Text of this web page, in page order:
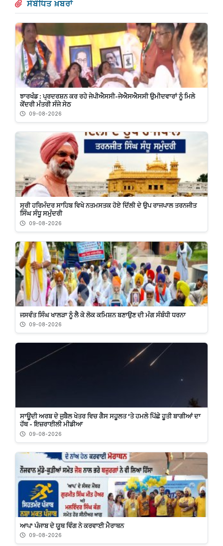
ਸੰਬੰਧਿਤ ਖ਼ਬਰਾਂ
ਝਾਰਖੰਡ : ਪ੍ਰਦਰਸ਼ਨ ਕਰ ਰਹੇ ਜੇਪੀਐਸਸੀ-ਜੇਐਸਐਸਸੀ ਉਮੀਦਵਾਰਾਂ ਨੂੰ ਮਿਲੇ
ਕੇਂਦਰੀ ਮੰਤਰੀ ਸੰਜੇ ਸੇਠ
09-08-2026
ਸ੍ਰੀ ਹਰਿਮੰਦਰ ਸਾਹਿਬ ਵਿਖੇ ਨਤਮਸਤਕ ਹੋਏ ਦਿੱਲੀ ਦੇ ਉਪ ਰਾਜਪਾਲ ਤਰਨਜੀਤ
ਸਿੰਘ ਸੰਧੂ ਸਮੁੰਦਰੀ
09-08-2026
ਜਸਵੰਤ ਸਿੰਘ ਖਾਲੜਾ ਨੂੰ ਲੈ ਕੇ ਲੋਕ ਕਮਿਸ਼ਨ ਬਣਾਉਣ ਦੀ ਮੰਗ ਸੰਬੰਧੀ ਧਰਨਾ
09-08-2026
ਸਾਊਦੀ ਅਰਬ ਦੇ ਜੁਬੈਲ ਖੇਤਰ ਵਿਚ ਗੈਸ ਸਹੂਲਤ 'ਤੇ ਹਮਲੇ ਪਿੱਛੇ ਹੂਤੀ ਬਾਗੀਆਂ ਦਾ
ਹੱਥ - ਇਜ਼ਰਾਈਲੀ ਮੀਡੀਆ
09-08-2026
ਆਪ' ਪੰਜਾਬ ਦੇ ਯੂਥ ਵਿੰਗ ਨੇ ਕਰਵਾਈ ਮੈਰਾਥਨ
09-08-2026